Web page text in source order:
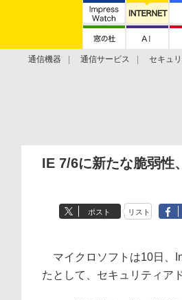
通信機器 通信サービス セキュ
IE 7/6に新たな脆弱性
ポスト リスト
マイクロソフトは10日、
たとして、セキュリティア